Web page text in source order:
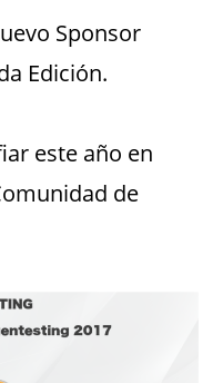
Sponsor
Edición.
este año en
de